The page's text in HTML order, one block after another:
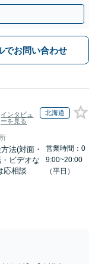
。
でお問い合わせ
インタビュ
ーを見る
北海道
法(対面・
ビデオな
応相談
営業時間：0
9:00~20:00
（平日）